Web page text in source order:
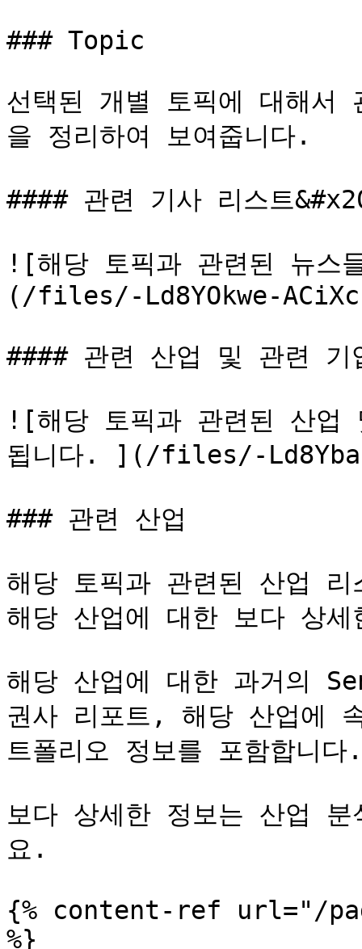
### Topic
선택된 개별 토픽에 대해
을 정리하여 보여줍니다.
#### 관련 기사 리스트
![해당 토픽과 관련된 뉴스
(/files/-Ld8YOkwe-
#### 관련 산업 및 관련 기
![해당 토픽과 관련된 산업
됩니다. ](/files/-
### 관련 산업
해당 토픽과 관련된 산업
해당 산업에 대한 보다 상
해당 산업에 대한 과거의
권사 리포트, 해당 산업에
트폴리오 정보를 포함합니다.
보다 상세한 정보는 산업
요.
{% content-ref url="/
%}